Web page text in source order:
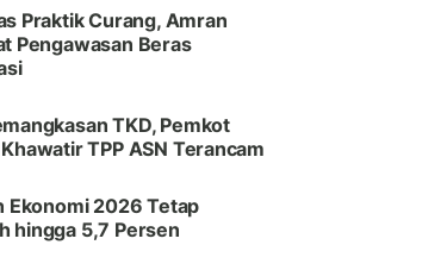
Praktik Curang, Amran
Pengawasan Beras
TKD, Pemkot
TPP ASN Terancam
Ekonomi 2026 Tetap
hingga 5,7 Persen